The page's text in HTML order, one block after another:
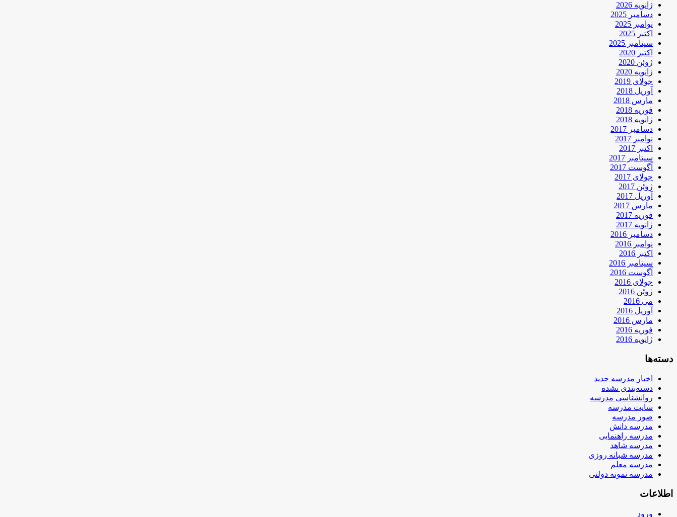
ژانویه 2026
دسامبر 2025
نوامبر 2025
اکتبر 2025
سپتامبر 2025
اکتبر 2020
ژوئن 2020
ژانویه 2020
جولای 2019
آوریل 2018
مارس 2018
فوریه 2018
ژانویه 2018
دسامبر 2017
نوامبر 2017
اکتبر 2017
سپتامبر 2017
آگوست 2017
جولای 2017
ژوئن 2017
آوریل 2017
مارس 2017
فوریه 2017
ژانویه 2017
دسامبر 2016
نوامبر 2016
اکتبر 2016
سپتامبر 2016
آگوست 2016
جولای 2016
ژوئن 2016
می 2016
آوریل 2016
مارس 2016
فوریه 2016
ژانویه 2016
دسته‌ها
اخبار مدرسه جدید
دسته‌بندی نشده
روانشناسی مدرسه
سایت مدرسه
صور مدرسه
مدرسه دانش
مدرسه راهنمایی
مدرسه شاهد
مدرسه شبانه روزی
مدرسه معلم
مدرسه نمونه دولتی
اطلاعات
ورود